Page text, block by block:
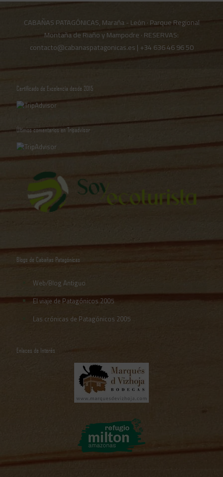
CABAÑAS PATAGÓNICAS, Maraña - León · Parque Regional
Montaña de Riaño y Mampodre · RESERVAS:
contacto@cabanaspatagonicas.es | +34 636 46 96 50
Certificado de Excelencia desde 2015
Últimos comentarios en Tripadvisor
Blogs de Cabañas Patagónicas
Web/Blog Antiguo
El viaje de Patagónicos 2005
Las crónicas de Patagónicos 2005
Enlaces de Interés